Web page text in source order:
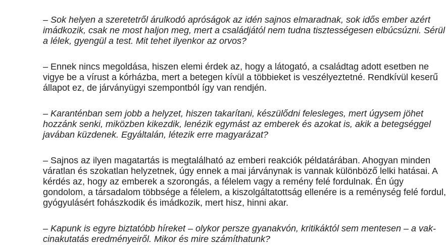
– Sok helyen a szeretetről árulkodó apróságok az idén sajnos elmaradnak, sok idős ember azért
imádkozik, csak ne most haljon meg, mert a családjától nem tudna tisztességesen elbúcsúzni. Sérül
a lélek, gyengül a test. Mit tehet ilyenkor az orvos?
– Ennek nincs megoldása, hiszen elemi érdek az, hogy a látogató, a családtag adott esetben ne
vigye be a vírust a kórházba, mert a betegen kívül a többieket is veszélyeztetné. Rendkívül keserű
állapot ez, de járványügyi szempontból így van rendjén.
– Karanténban sem jobb a helyzet, hiszen takarítani, készülődni felesleges, mert úgysem jöhet
hozzánk senki, miközben kikezdik, lenézik egymást az emberek és azokat is, akik a betegséggel
javában küzdenek. Egyáltalán, létezik erre magyarázat?
– Sajnos az ilyen magatartás is megtalálható az emberi reakciók példatárában. Ahogyan minden
váratlan és szokatlan helyzetnek, úgy ennek a mai járványnak is vannak különböző lelki hatásai. A
kérdés az, hogy az emberek a szorongás, a félelem vagy a remény felé fordulnak. Én úgy
gondolom, a társadalom többsége a félelem, a kiszolgáltatottság ellenére is a reménység felé fordul,
gyógyulásért fohászkodik és imádkozik, mert hisz, hinni akar.
– Kapunk is egyre biztatóbb híreket – olykor persze gyanakvón, kritikáktól sem mentesen – a vak­
cinakutatás eredményeiről. Mikor és mire számíthatunk?